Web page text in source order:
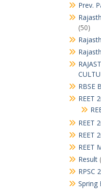
Prev.
(50)
RBSE
REET
REET
REET
REET
Result
RPSC
Spring